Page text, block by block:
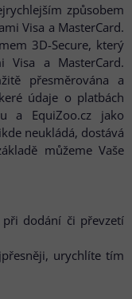
způsobem
Visa a MasterCard.
3D-Secure, který
Visa a MasterCard.
přesměrována a
údaje o platbách
a EquiZoo.cz jako
neukládá, dostává
můžeme Vaše
dodání či převzetí
urychlíte tím